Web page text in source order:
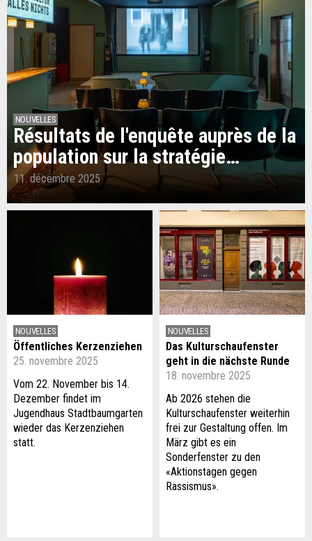
NOUVELLES
Résultats de l'enquête auprès de la
population sur la stratégie…
11. décembre 2025
NOUVELLES
Öffentliches Kerzenziehen
25. novembre 2025
Vom 22. November bis 14.
Dezember findet im
Jugendhaus Stadtbaumgarten
wieder das Kerzenziehen
statt.
NOUVELLES
Das Kulturschaufenster
geht in die nächste Runde
18. novembre 2025
Ab 2026 stehen die
Kulturschaufenster weiterhin
frei zur Gestaltung offen. Im
März gibt es ein
Sonderfenster zu den
«Aktionstagen gegen
Rassismus».